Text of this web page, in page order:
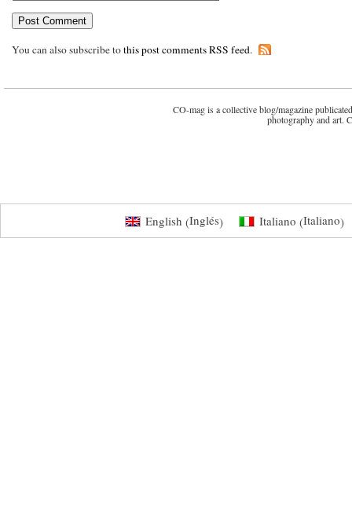
You can also subscribe tothis post comments RSS feed.
CO-mag is a collective blog/magazine
photography and art.
English (Inglés) Italiano (Italiano)